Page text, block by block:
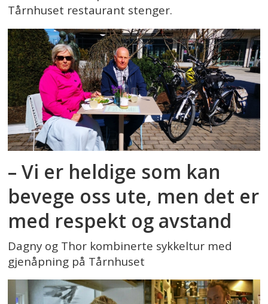
Tårnhuset restaurant stenger.
– Vi er heldige som kan
bevege oss ute, men det er
med respekt og avstand
Dagny og Thor kombinerte sykkeltur med
gjenåpning på Tårnhuset